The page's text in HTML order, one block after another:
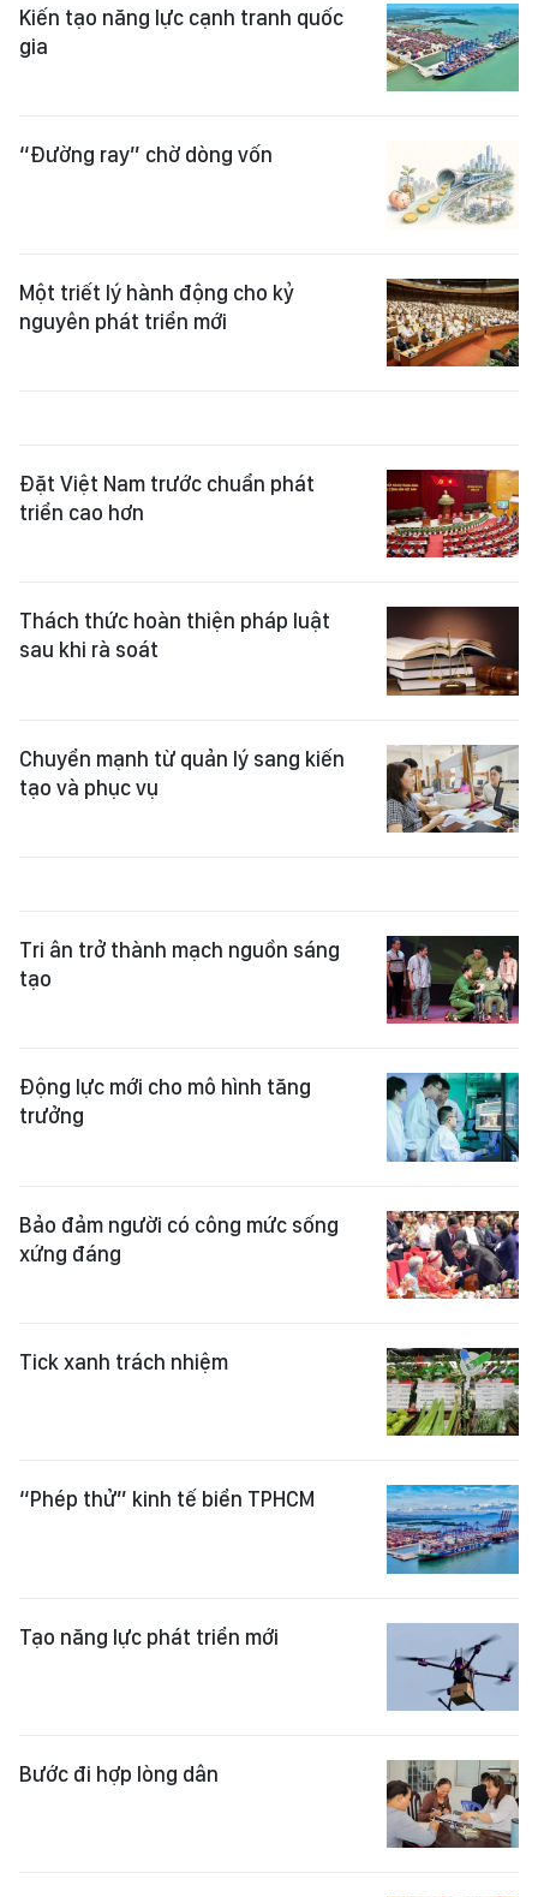
Kiến tạo năng lực cạnh tranh quốc
gia
“Đường ray” chờ dòng vốn
Một triết lý hành động cho kỷ
nguyên phát triển mới
Đặt Việt Nam trước chuẩn phát
triển cao hơn
Thách thức hoàn thiện pháp luật
sau khi rà soát
Chuyển mạnh từ quản lý sang kiến
tạo và phục vụ
Tri ân trở thành mạch nguồn sáng
tạo
Động lực mới cho mô hình tăng
trưởng
Bảo đảm người có công mức sống
xứng đáng
Tick xanh trách nhiệm
“Phép thử” kinh tế biển TPHCM
Tạo năng lực phát triển mới
Bước đi hợp lòng dân